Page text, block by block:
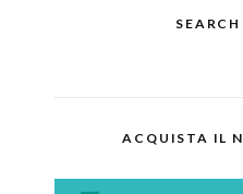
ACQUISTA IL